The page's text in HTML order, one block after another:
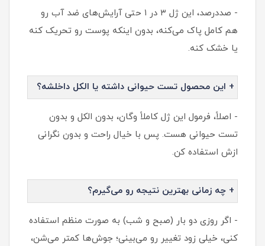
- صددرصد، این ژل ۳ در ۱ حتی آرایش‌های ضد آب رو
هم کامل پاک می‌کنه، بدون اینکه پوست رو تحریک کنه
یا خشک کنه.
+ این محصول تست حیوانی داشته یا الکل داخلشه؟
- اصلاً، فرمول این ژل کاملاً وگان، بدون الکل و بدون
تست حیوانی هست. پس با خیال راحت و بدون نگرانی
ازش استفاده کن.
+ چه زمانی بهترین نتیجه رو می‌گیرم؟
- اگر روزی دو بار (صبح و شب) به صورت منظم استفاده
کنی، خیلی زود تغییر رو می‌بینی؛ جوش‌ها کمتر می‌شن،